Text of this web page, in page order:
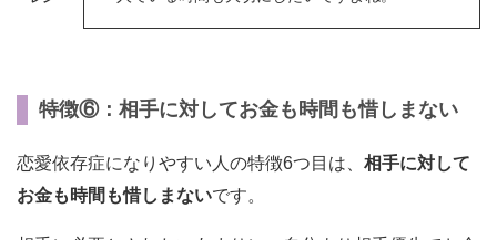
特徴⑥：相手に対してお金も時間も惜しまない
恋愛依存症になりやすい人の特徴6つ目は、 相手に対して
お金も時間も惜しまないです。